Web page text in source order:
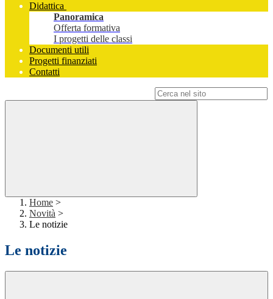
Didattica
Panoramica
Offerta formativa
I progetti delle classi
Documenti utili
Progetti finanziati
Contatti
Home >
Novità >
Le notizie
Le notizie